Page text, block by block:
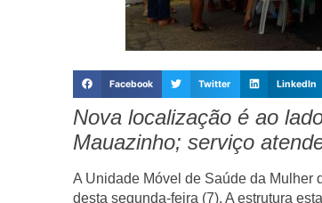
Facebook Twitter LinkedIn
Nova localização é ao
Mauazinho; serviço
A Unidade Móvel de Saúde da Mulher
desta segunda-feira (7). A estrutura